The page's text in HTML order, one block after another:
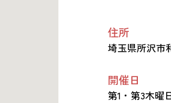
住所
埼玉県所沢市
開催日
第1・第3木曜